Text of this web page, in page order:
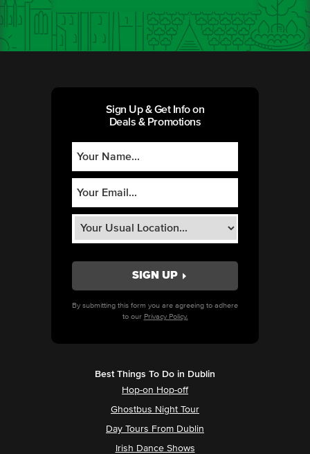
Sign Up & Get Info on
Deals & Promotions
By submitting this form you are agreeing to adhere
to our Privacy Policy.
Best Things To Do in Dublin
Hop-on Hop-off
Ghostbus Night Tour
Day Tours From Dublin
Irish Dance Shows